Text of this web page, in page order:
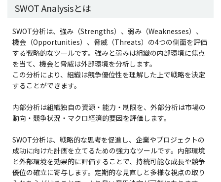
SWOT Analysisとは
SWOT分析は、強み（Strengths）、弱み（Weaknesses）、
機会（Opportunities）、脅威（Threats）の4つの側面を評価
する戦略的なツールです。強みと弱みは組織の内部環境に焦点
を当て、機会と脅威は外部環境を分析します。
この分析により、組織は競争優位性を理解した上で戦略を決定
することができます。
内部分析は組織独自の資源・能力・制限を、外部分析は市場の
動向・競争状況・マクロ経済的要因を評価します。
SWOT分析は、戦略的な思考を促進し、企業やプロジェクトの
成功に向けた計画を立てるための強力なツールです。内部環境
と外部環境を効果的に評価することで、持続可能な成長や競争
優位の確立に寄与します。定期的な見直しと多様な視点の取り